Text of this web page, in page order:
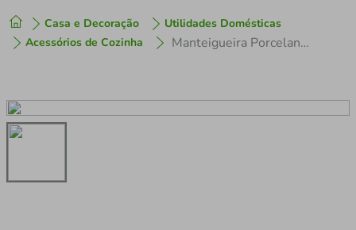
Casa e Decoração
Utilidades Domésticas
Acessórios de Cozinha
Manteigueira Porcelana Honey Hauskraft 10 cm
1º tenis
3º